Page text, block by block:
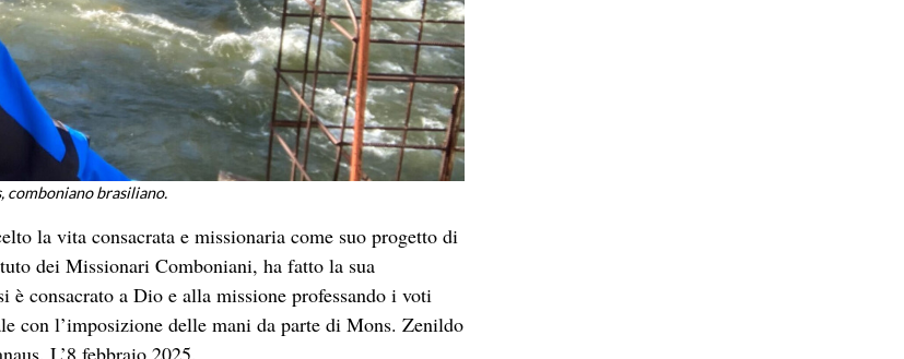
comboniano brasiliano.
la vita consacrata e missionaria come suo progetto di
dei Missionari Comboniani, ha fatto la sua
consacrato a Dio e alla missione professando i voti
con l’imposizione delle mani da parte di Mons. Zenildo